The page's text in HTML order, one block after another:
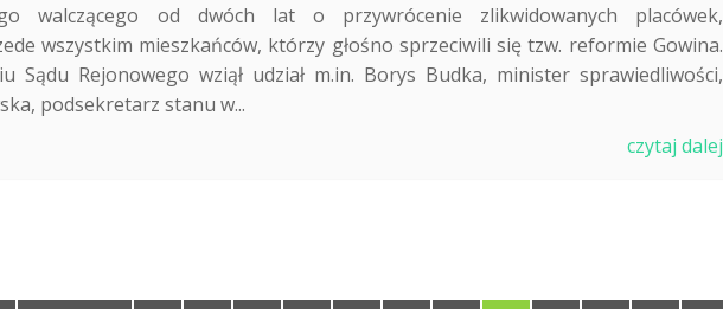
walczącego od dwóch lat o przywrócenie zlikwidowanych placówek,
wszystkim mieszkańców, którzy głośno sprzeciwili się tzw. reformie Gowina.
Sądu Rejonowego wziął udział m.in. Borys Budka, minister sprawiedliwości,
podsekretarz stanu w...
czytaj dalej